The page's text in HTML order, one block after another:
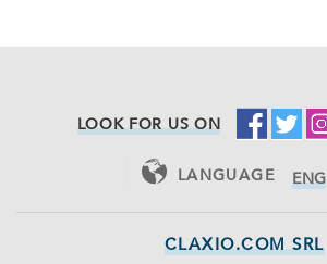
LOOK FOR US ON
LANGUAGE
ENG
CLAXIO.COM SRL